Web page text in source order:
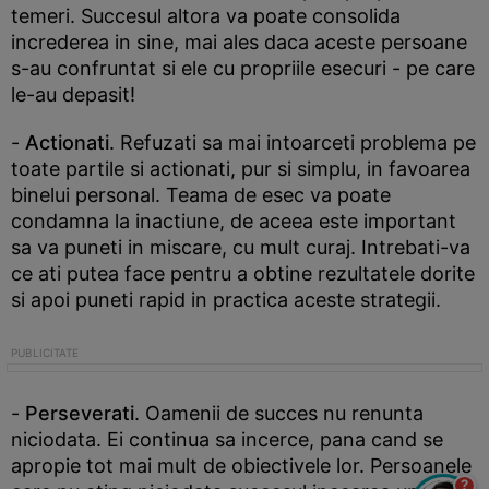
temeri. Succesul altora va poate consolida
increderea in sine, mai ales daca aceste persoane
s-au confruntat si ele cu propriile esecuri - pe care
le-au depasit!
- Actionati. Refuzati sa mai intoarceti problema pe
toate partile si actionati, pur si simplu, in favoarea
binelui personal. Teama de esec va poate
condamna la inactiune, de aceea este important
sa va puneti in miscare, cu mult curaj. Intrebati-va
ce ati putea face pentru a obtine rezultatele dorite
si apoi puneti rapid in practica aceste strategii.
- Perseverati. Oamenii de succes nu renunta
niciodata. Ei continua sa incerce, pana cand se
apropie tot mai mult de obiectivele lor. Persoanele
?